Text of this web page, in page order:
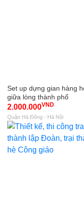
Set up dựng gian hàng
giữa lòng thành phố
2.000.000VND
Quận Hà Đông - Hà Nội